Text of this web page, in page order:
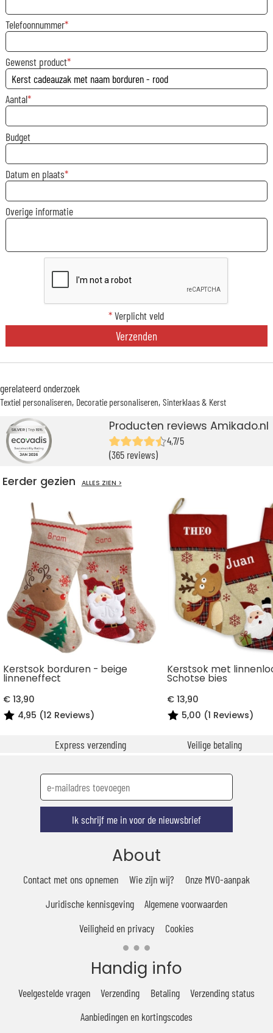
Telefoonnummer
Gewenst product
Aantal
Budget
Datum en plaats
Overige informatie
*Verplicht veld
Verzenden
gerelateerd onderzoek
Textiel personaliseren Decoratie personaliseren Sinterklaas & Kerst
Producten reviews Amikado.nl
4,7/5
(365 reviews)
Eerder gezien ALLES ZIEN >
Kerstsok borduren - beige
linneneffect
€ 13,90
4,95 (12 Reviews)
Kerstsok met
Schotse bies
€ 13,90
5,00 (1 Reviews)
Express verzending Veilige betaling
Ik schrijf me in voor de nieuwsbrief
About
Contact met ons opnemen Wie zijn wij?
Onze MVO-aanpak
Juridische kennisgeving
Algemene voorwaarden
Veiligheid en privacy
Cookies
Handig info
Veelgestelde vragen Verzending Betaling
Verzending status
Aanbiedingen en kortingscodes